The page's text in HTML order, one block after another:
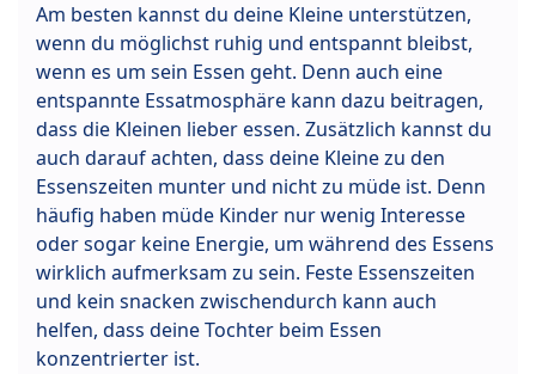
Am besten kannst du deine Kleine unterstützen,
wenn du möglichst ruhig und entspannt bleibst,
wenn es um sein Essen geht. Denn auch eine
entspannte Essatmosphäre kann dazu beitragen,
dass die Kleinen lieber essen. Zusätzlich kannst du
auch darauf achten, dass deine Kleine zu den
Essenszeiten munter und nicht zu müde ist. Denn
häufig haben müde Kinder nur wenig Interesse
oder sogar keine Energie, um während des Essens
wirklich aufmerksam zu sein. Feste Essenszeiten
und kein snacken zwischendurch kann auch
helfen, dass deine Tochter beim Essen
konzentrierter ist.